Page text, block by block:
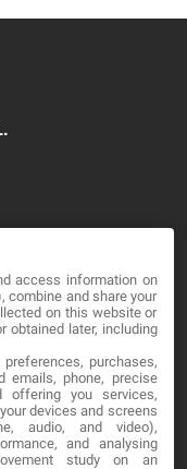
access information on
combine and share your
on this website or
obtained later, including
purchases,
emails, phone, precise
offering you services,
devices and screens
audio, and video),
and analysing
study on an